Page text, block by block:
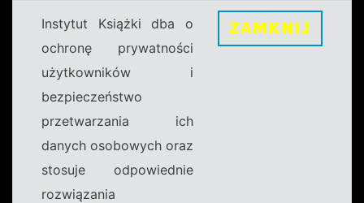
Instytut Książki dba o
ochronę prywatności
użytkowników i
bezpieczeństwo
przetwarzania ich
danych osobowych oraz
stosuje odpowiednie
rozwiązania
ZAMKNIJ